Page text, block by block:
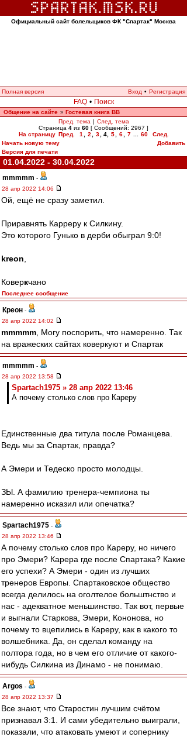
Официальный сайт болельщиков ФК "Спартак" Москва
Полная версия Вход • Регистрация
FAQ • Поиск
Общение на сайте » Гостевая книга ВВ
Пред. тема | След. тема
Страница 4 из 60 [ Сообщений: 2967 ]
На страницу Пред. 1 2 3 4, 5 6 7 60
След.
Начать новую тему
Добавить
Версия для печати
01.04.2022 - 30.04.2022
mmmmm -
28 апр 2022 14:06
Ой, ещё не сразу заметил.
Приравнять Карреру к Силкину.
Это которого Гунько в дерби обыграл 9:0!
kreon
Коверкчано
Последнее сообщение
Креон -
28 апр 2022 14:02
mmmmm , Могу поспорить, что намеренно. Так
на вражеских сайтах коверкуют и Спартак
mmmmm -
28 апр 2022 13:58
Spartach1975 » 28 апр 2022 13:46
А почему столько слов про Кареру
Единственные два титула после Романцева.
Ведь мы за Спартак, правда?
А Эмери и Тедеско просто молодцы.
ЗЫ. А фамилию тренера-чемпиона ты
намеренно исказил или опечатка?
Spartach1975 -
28 апр 2022 13:46
А почему столько слов про Кареру, но ничего
про Эмери? Карера где после Спартака? Какие
его успехи? А Эмери - один из лучших
тренеров Европы. Спартаковское общество
всегда делилось на оголтелое больштнство и
нас - адекватное меньшинство. Так вот, первые
и выгнали Старкова, Эмери, Кононова, но
почему то вцепились в Кареру, как в какого то
волшебника. Да, он сделал команду на
полтора года, но в чем его отличие от какого-
нибудь Силкина из Динамо - не понимаю.
Argos -
28 апр 2022 13:37
Все знают, что Старостин лучшим счётом
признавал 3:1. И сами убедительно выиграли,
показали, что атаковать умеют и сопернику